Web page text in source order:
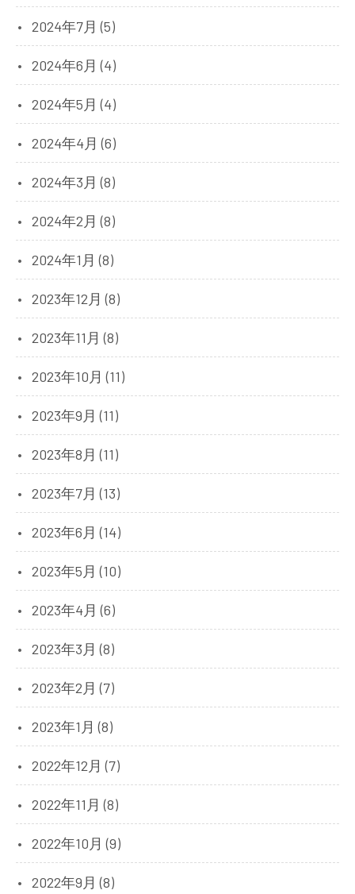
2024年7月 (5)
2024年6月 (4)
2024年5月 (4)
2024年4月 (6)
2024年3月 (8)
2024年2月 (8)
2024年1月 (8)
2023年12月 (8)
2023年11月 (8)
2023年10月 (11)
2023年9月 (11)
2023年8月 (11)
2023年7月 (13)
2023年6月 (14)
2023年5月 (10)
2023年4月 (6)
2023年3月 (8)
2023年2月 (7)
2023年1月 (8)
2022年12月 (7)
2022年11月 (8)
2022年10月 (9)
2022年9月 (8)